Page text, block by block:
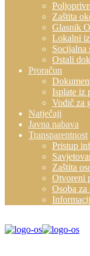
Zaštita
Glasnik
Lokalni
Socijalna
Ostali
Proračun
Isplate iz
Vodič za
Natječaji
Javna nabava
Transparentnost
Pristup
Zaštita
Otvoreni
Osoba